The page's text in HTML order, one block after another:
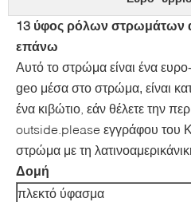
13 ύφος ρόλων στρωμάτων
επάνω
Αυτό το στρώμα είναι ένα
geo μέσα στο στρώμα, είναι
ένα κιβώτιο, εάν θέλετε την
outside.please εγγράφου του
στρώμα με τη
Δομή
πλεκτό ύφασμα